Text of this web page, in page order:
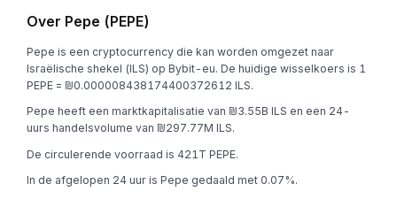
Over Pepe (PEPE)
Pepe is een cryptocurrency die kan worden omgezet naar
Israëlische shekel (ILS) op Bybit-eu. De huidige wisselkoers is 1
PEPE = ₪0.000008438174400372612 ILS.
Pepe heeft een marktkapitalisatie van ₪3.55B ILS en een 24-
uurs handelsvolume van ₪297.77M ILS.
De circulerende voorraad is 421T PEPE.
In de afgelopen 24 uur is Pepe gedaald met 0.07%.